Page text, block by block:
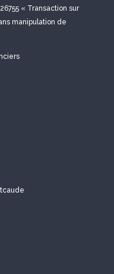
« Transaction sur
manipulation de